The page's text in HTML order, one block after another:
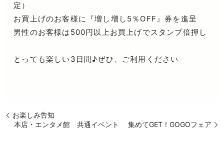
定）
お買上げのお客様に『増し増し5％OFF』券を進呈
男性のお客様は500円以上お買上げでスタンプ倍押し
とっても楽しい3日間♪ぜひ、ご利用ください
お楽しみ告知
本店・エンタメ館 共通イベント 集めてGET！GOGOフェア